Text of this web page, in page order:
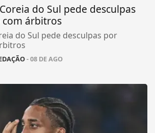
do Sul pede desculpas
com árbitros
do Sul pede desculpas por
- 08 DE AGO